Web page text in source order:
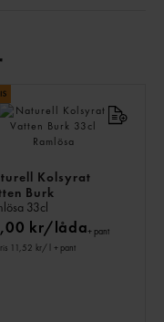
Kolsyrat
Burk
33cl
kr/låda+ pant
11,52 kr/ l + pant